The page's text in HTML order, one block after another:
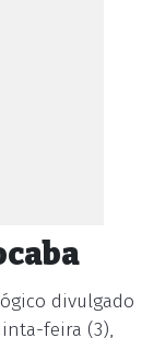
divulgado
feira (3),